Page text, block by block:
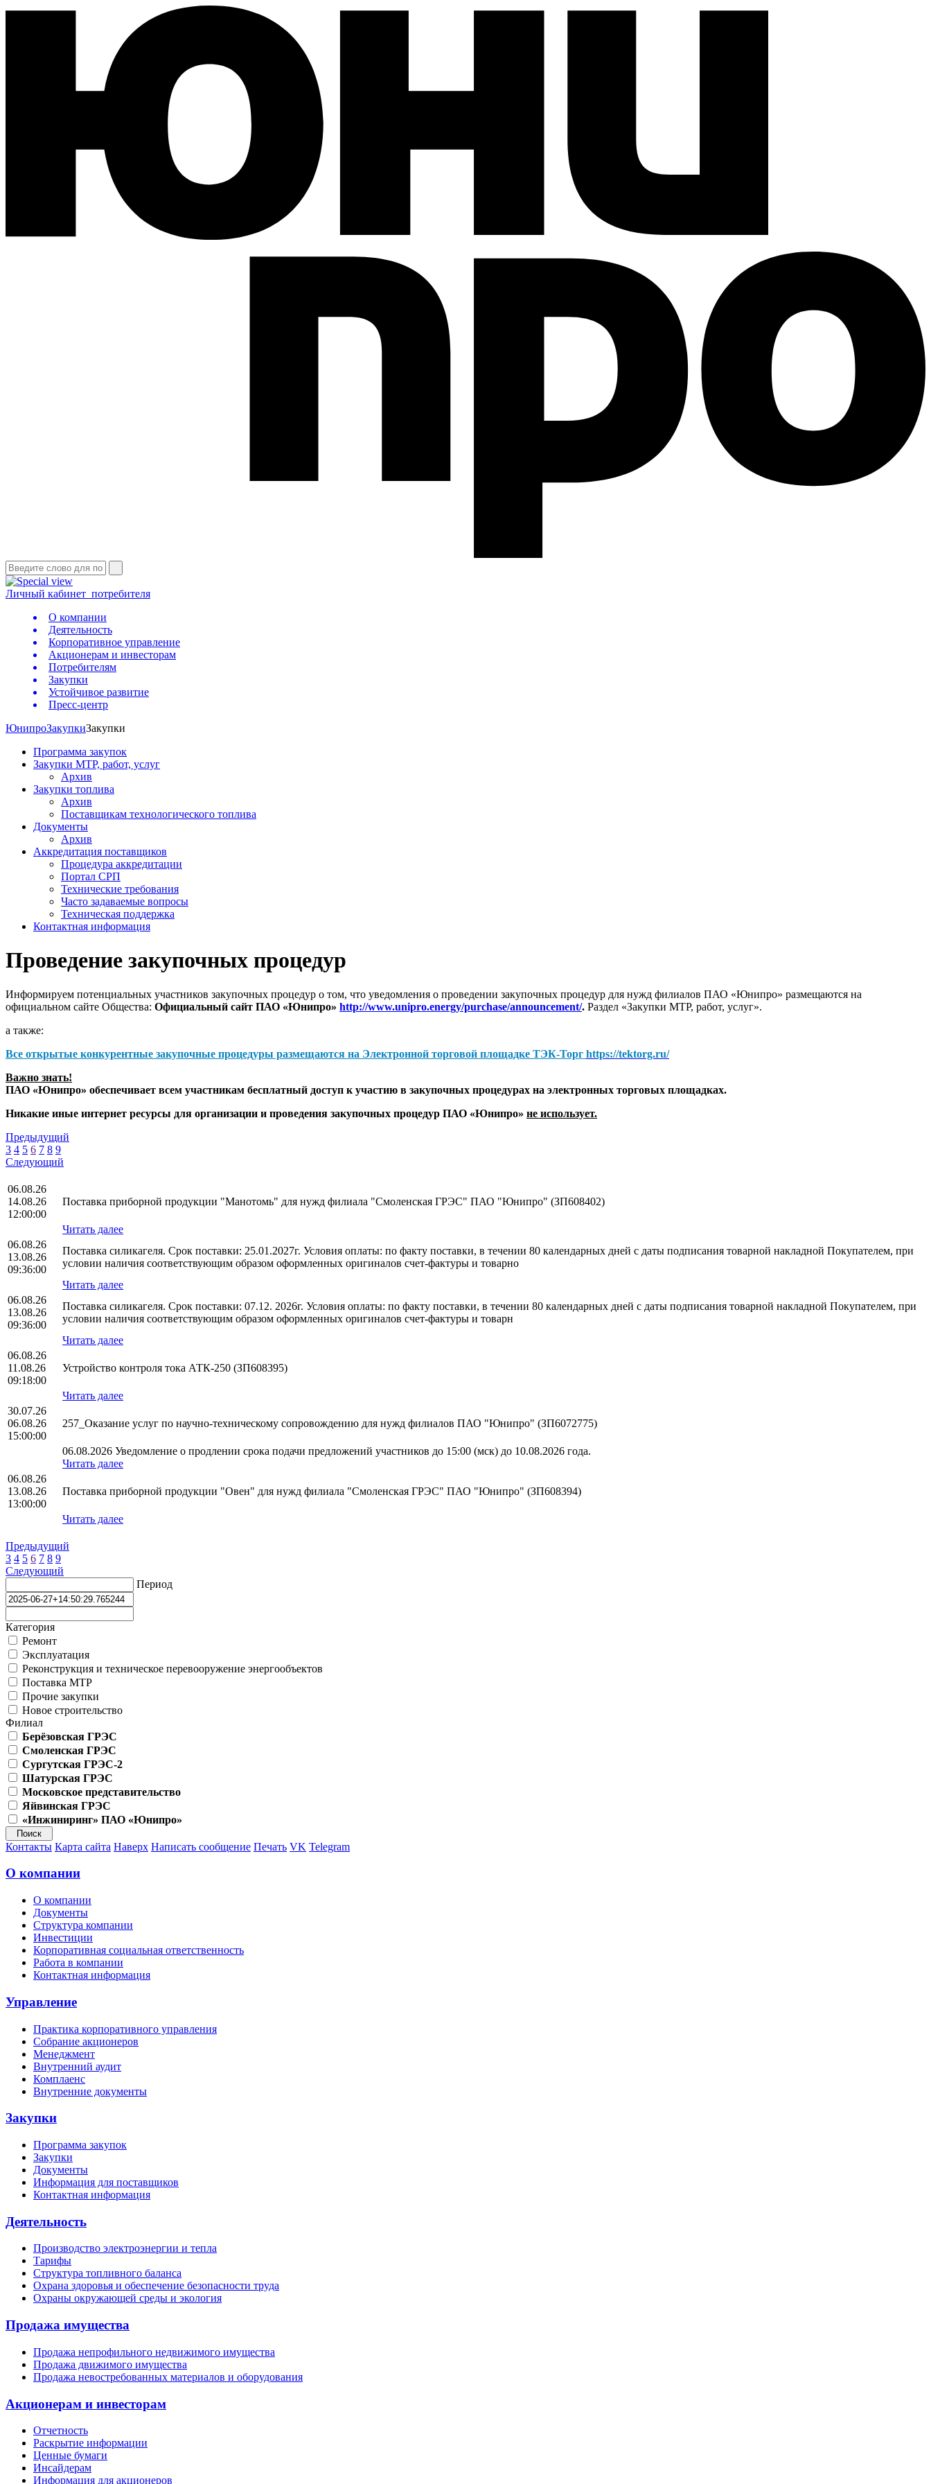
Личный кабинет потребителя
О компании
Деятельность
Корпоративное управление
Акционерам и инвесторам
Потребителям
Закупки
Устойчивое развитие
Пресс-центр
ЮнипроЗакупкиЗакупки
Программа закупок
Закупки МТР, работ, услуг
Архив
Закупки топлива
Архив
Поставщикам технологического топлива
Документы
Архив
Аккредитация поставщиков
Процедура аккредитации
Портал СРП
Технические требования
Часто задаваемые вопросы
Техническая поддержка
Контактная информация
Проведение закупочных процедур
Информируем потенциальных участников закупочных процедур о том, что уведомления о проведении закупочных процедур для нужд филиалов ПАО «Юнипро» размещаются на
официальном сайте Общества: Официальный сайт ПАО «Юнипро» http://www.unipro.energy/purchase/announcement/. Раздел «Закупки МТР, работ, услуг».
а также:
Все открытые конкурентные закупочные процедуры размещаются на Электронной торговой площадке ТЭК-Торг https://tektorg.ru/
Важно знать!
ПАО «Юнипро» обеспечивает всем участникам бесплатный доступ к участию в закупочных процедурах на электронных торговых площадках.
Никакие иные интернет ресурсы для организации и проведения закупочных процедур ПАО «Юнипро» не использует.
Предыдущий
3 4 5 6 7 8 9
Следующий
06.08.26
14.08.26
12:00:00
Поставка приборной продукции "Манотомь" для нужд филиала "Смоленская ГРЭС" ПАО "Юнипро" (ЗП608402)
Читать далее
06.08.26
13.08.26
09:36:00
Поставка силикагеля. Срок поставки: 25.01.2027г. Условия оплаты: по факту поставки, в течении 80 календарных дней с даты подписания товарной накладной Покупателем, при
условии наличия соответствующим образом оформленных оригиналов счет-фактуры и товарно
Читать далее
06.08.26
13.08.26
09:36:00
Поставка силикагеля. Срок поставки: 07.12. 2026г. Условия оплаты: по факту поставки, в течении 80 календарных дней с даты подписания товарной накладной Покупателем, при
условии наличия соответствующим образом оформленных оригиналов счет-фактуры и товарн
Читать далее
06.08.26
11.08.26
09:18:00
Устройство контроля тока АТК-250 (ЗП608395)
Читать далее
30.07.26
06.08.26
15:00:00
257_Оказание услуг по научно-техническому сопровождению для нужд филиалов ПАО "Юнипро" (ЗП6072775)
06.08.2026 Уведомление о продлении срока подачи предложений участников до 15:00 (мск) до 10.08.2026 года.
Читать далее
06.08.26
13.08.26
13:00:00
Поставка приборной продукции "Овен" для нужд филиала "Смоленская ГРЭС" ПАО "Юнипро" (ЗП608394)
Читать далее
Предыдущий
3 4 5 6 7 8 9
Следующий
Период
Категория
Ремонт
Эксплуатация
Реконструкция и техническое перевооружение энергообъектов
Поставка МТР
Прочие закупки
Новое строительство
Филиал
Берёзовская ГРЭС
Смоленская ГРЭС
Сургутская ГРЭС-2
Шатурская ГРЭС
Московское представительство
Яйвинская ГРЭС
«Инжиниринг» ПАО «Юнипро»
Контакты Карта сайта Наверх Написать сообщение Печать VK Telegram
О компании
О компании
Документы
Структура компании
Инвестиции
Корпоративная социальная ответственность
Работа в компании
Контактная информация
Управление
Практика корпоративного управления
Собрание акционеров
Менеджмент
Внутренний аудит
Комплаенс
Внутренние документы
Закупки
Программа закупок
Закупки
Документы
Информация для поставщиков
Контактная информация
Деятельность
Производство электроэнергии и тепла
Тарифы
Структура топливного баланса
Охрана здоровья и обеспечение безопасности труда
Охраны окружающей среды и экология
Продажа имущества
Продажа непрофильного недвижимого имущества
Продажа движимого имущества
Продажа невостребованных материалов и оборудования
Акционерам и инвесторам
Отчетность
Раскрытие информации
Ценные бумаги
Инсайдерам
Информация для акционеров